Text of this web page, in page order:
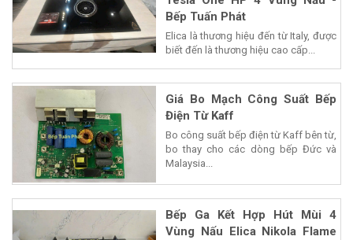
Bếp Tuấn Phát
Elica là thương hiệu đến từ Italy, được
biết đến là thương hiệu cao cấp...
Giá Bo Mạch Công Suất Bếp
Điện Từ Kaff
Bo công suất bếp điện từ Kaff bên từ,
bo thay cho các dòng bếp Đức và
Malaysia...
Bếp Ga Kết Hợp Hút Mùi 4
Vùng Nấu Elica Nikola Flame